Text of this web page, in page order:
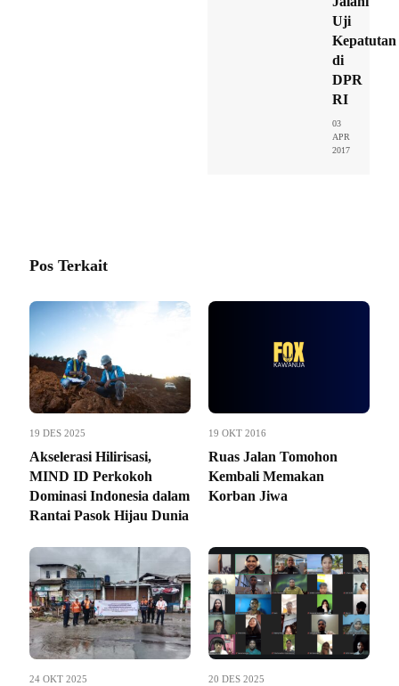
Uji
Kepatutan
di
DPR
RI
03
APR
2017
Pos Terkait
19 DES 2025
Akselerasi Hilirisasi,
MIND ID Perkokoh
Dominasi Indonesia dalam
Rantai Pasok Hijau Dunia
19 OKT 2016
Ruas Jalan Tomohon
Kembali Memakan
Korban Jiwa
24 OKT 2025 20 DES 2025